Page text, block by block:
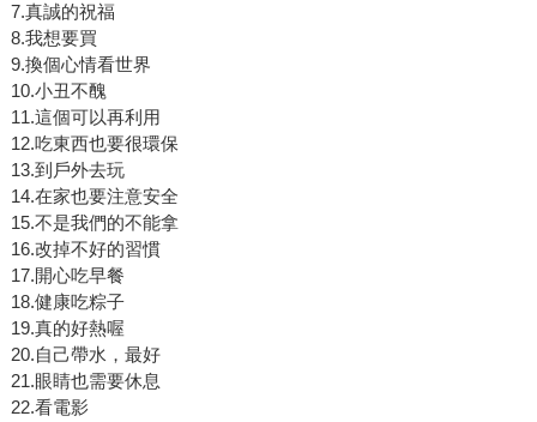
7.真誠的祝福
8.我想要買
9.換個心情看世界
10.小丑不醜
11.這個可以再利用
12.吃東西也要很環保
13.到戶外去玩
14.在家也要注意安全
15.不是我們的不能拿
16.改掉不好的習慣
17.開心吃早餐
18.健康吃粽子
19.真的好熱喔
20.自己帶水，最好
21.眼睛也需要休息
22.看電影